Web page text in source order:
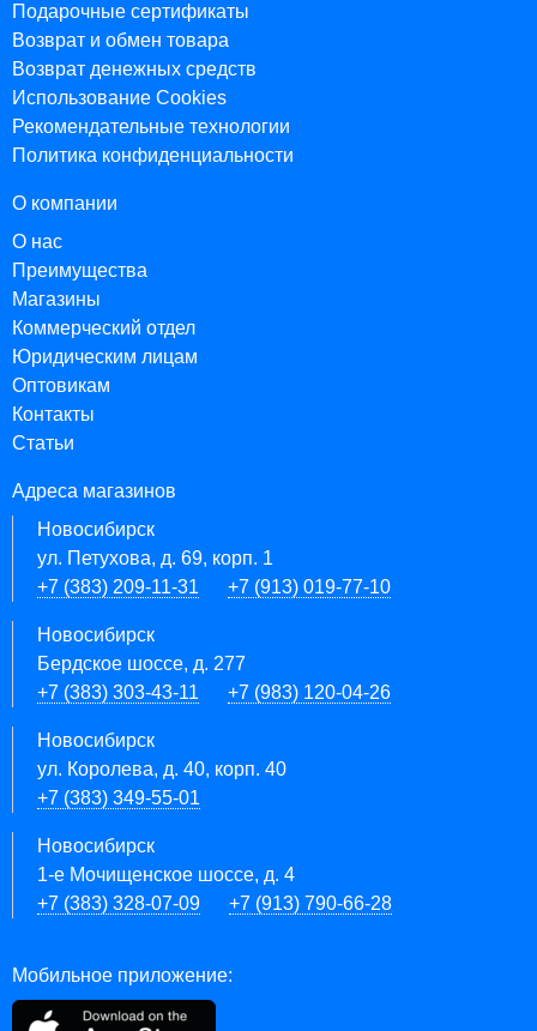
Подарочные сертификаты
Возврат и обмен товара
Возврат денежных средств
Использование Cookies
Рекомендательные технологии
Политика конфиденциальности
О компании
О нас
Преимущества
Магазины
Коммерческий отдел
Юридическим лицам
Оптовикам
Контакты
Статьи
Адреса магазинов
Новосибирск
ул. Петухова, д. 69, корп. 1
+7 (383) 209-11-31
+7 (913) 019-77-10
Новосибирск
Бердское шоссе, д. 277
+7 (383) 303-43-11
+7 (983) 120-04-26
Новосибирск
ул. Королева, д. 40, корп. 40
+7 (383) 349-55-01
Новосибирск
1-е Мочищенское шоссе, д. 4
+7 (383) 328-07-09
+7 (913) 790-66-28
Мобильное приложение: